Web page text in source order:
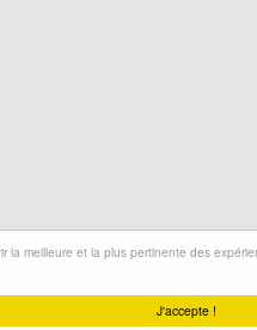
J'accepte !
la meilleure et la plus pertinente des